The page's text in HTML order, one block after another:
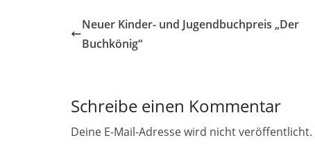
Neuer Kinder- und Jugendbuchpreis „Der
Buchkönig“
Schreibe einen Kommentar
Deine E-Mail-Adresse wird nicht veröffentlicht.